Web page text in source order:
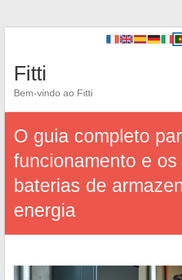
Fitti
Bem-vindo ao Fitti
O guia completo
funcionamento e
baterias de
energia